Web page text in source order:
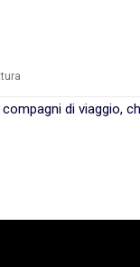
di viaggio,